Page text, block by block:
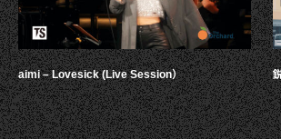
aimi – Lovesick (Live Session）